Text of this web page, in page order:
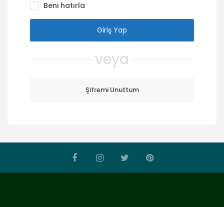
Beni hatırla
veya
Şifremi Unuttum